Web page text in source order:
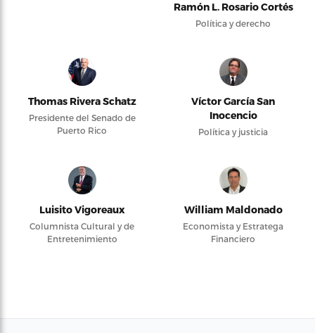
Ramón L. Rosario Cortés
Política y derecho
Thomas Rivera Schatz
Presidente del Senado de
Puerto Rico
Víctor García San
Inocencio
Política y justicia
Luisito Vigoreaux
Columnista Cultural y de
Entretenimiento
William Maldonado
Economista y Estratega
Financiero